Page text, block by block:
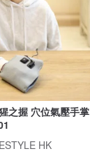
之握 穴位氣壓手掌
HK